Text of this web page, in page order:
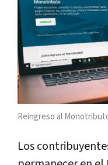
Reingreso al
Los